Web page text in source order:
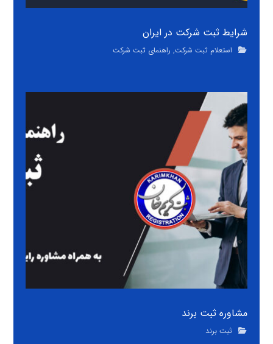
شرایط ثبت شرکت در ایران
استعلام ثبت شرکت, راهنمای ثبت شرکت
مشاوره ثبت برند
ثبت برند